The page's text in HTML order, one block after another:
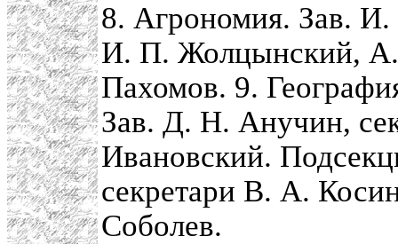
8. Агрономия. Зав. И.
И. П. Жолцынский,
Пахомов. 9.
Зав. Д. Н. Анучин,
Ивановский.
секретари В. А.
Соболев.